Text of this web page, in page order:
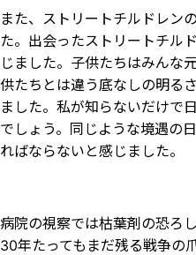
また、ストリートチルドレン
た。出会ったストリートチル
じました。子供たちはみんな
供たちとは違う底なしの明る
ました。私が知らないだけで
でしょう。同じような境遇の
ればならないと感じました。
病院の視察では枯葉剤の恐ろ
30年たってもまだ残る戦争の